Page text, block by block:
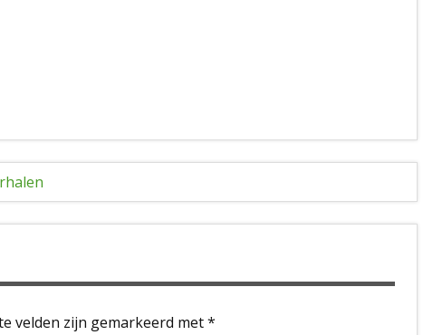
velden zijn gemarkeerd met*